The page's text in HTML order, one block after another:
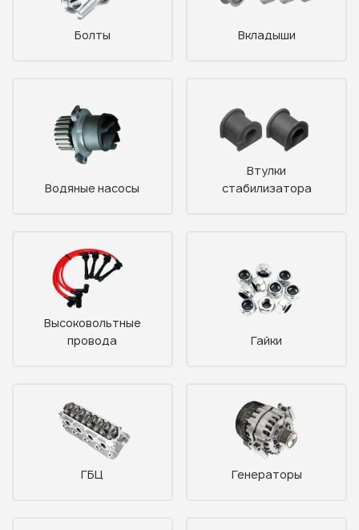
Болты Вкладыши
Водяные насосы
Втулки
стабилизатора
Высоковольтные
провода
Гайки
ГБЦ Генераторы